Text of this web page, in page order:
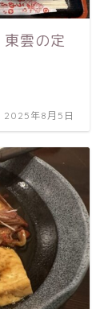
雲の定
2025年8月5日